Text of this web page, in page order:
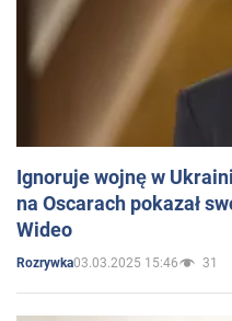
Ignoruje wojnę w
na Oscarach pokazał
Wideo
Rozrywka03.03.2025 15:46 31